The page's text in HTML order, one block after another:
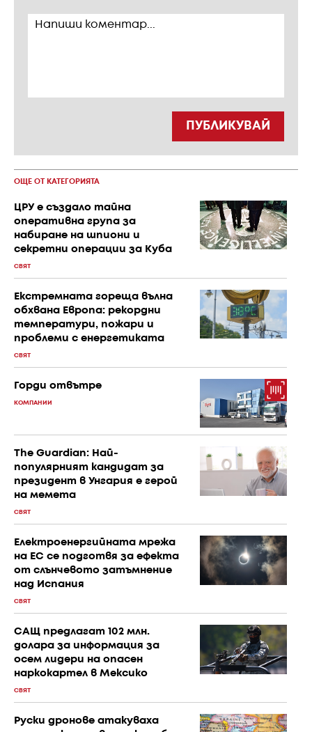
ПУБЛИКУВАЙ
ОЩЕ ОТ КАТЕГОРИЯТА
ЦРУ е създало тайна
оперативна група за
набиране на шпиони и
секретни операции за Куба
СВЯТ
Екстремната гореща вълна
обхвана Европа: рекордни
температури, пожари и
проблеми с енергетиката
СВЯТ
Горди отвътре
КОМПАНИИ
The Guardian: Най-
популярният кандидат за
президент в Унгария е герой
на мемета
СВЯТ
Електроенергийната мрежа
на ЕС се подготвя за ефекта
от слънчевото затъмнение
над Испания
СВЯТ
САЩ предлагат 102 млн.
долара за информация за
осем лидери на опасен
наркокартел в Мексико
СВЯТ
Руски дронове атакуваха